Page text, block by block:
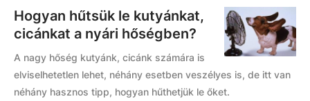
Hogyan hűtsük le kutyánkat,
cicánkat a nyári hőségben?
A nagy hőség kutyánk, cicánk számára is
elviselhetetlen lehet, néhány esetben veszélyes is, de itt van
néhány hasznos tipp, hogyan hűthetjük le őket.